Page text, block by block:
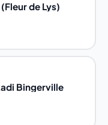
de Lys)
Bingerville